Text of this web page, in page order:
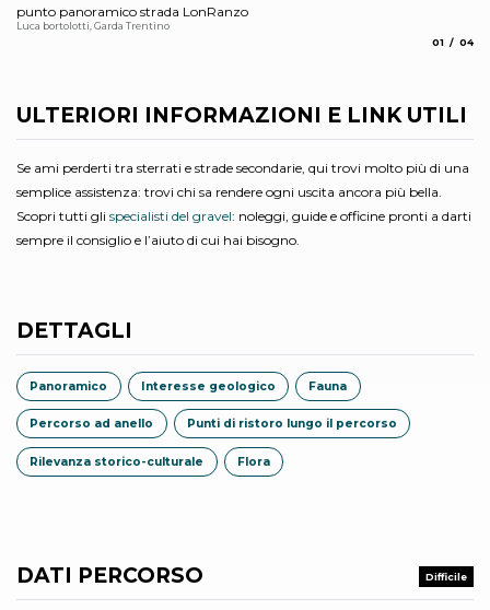
punto panoramico strada LonRanzo
Luca bortolotti, Garda Trentino
01 04
ULTERIORI INFORMAZIONI E LINK UTILI
Se ami perderti tra sterrati e strade secondarie, qui trovi molto più di una
semplice assistenza: trovi chi sa rendere ogni uscita ancora più bella.
Scopri tutti gli specialisti del gravel: noleggi, guide e officine pronti a darti
sempre il consiglio e l’aiuto di cui hai bisogno.
DETTAGLI
Panoramico Interesse geologico Fauna
Percorso ad anello Punti di ristoro lungo il percorso
Rilevanza storico-culturale Flora
DATI PERCORSO Difficile